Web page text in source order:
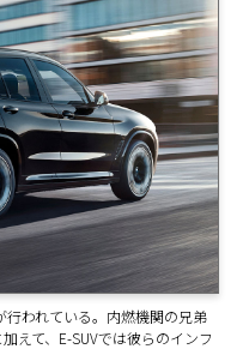
われている。内燃機関の兄弟
えて、E-SUVでは彼らのインフ